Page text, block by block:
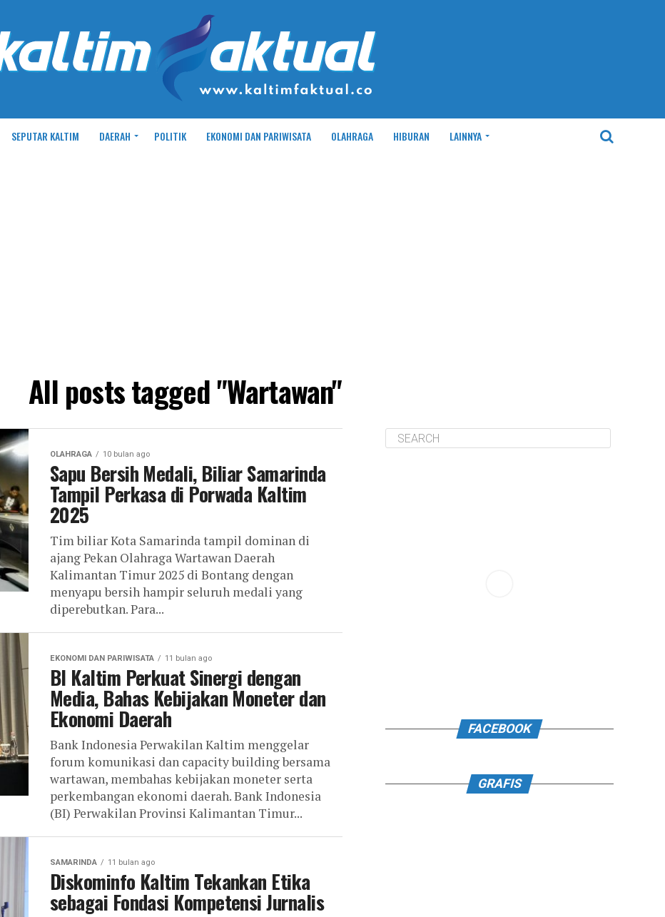
SEPUTAR KALTIM DAERAH POLITIK EKONOMI DAN PARIWISATA OLAHRAGA HIBURAN LAINNYA
All posts tagged "Wartawan"
OLAHRAGA 10 bulan ago
Sapu Bersih Medali, Biliar Samarinda
Tampil Perkasa di Porwada Kaltim
2025
Tim biliar Kota Samarinda tampil dominan di
ajang Pekan Olahraga Wartawan Daerah
Kalimantan Timur 2025 di Bontang dengan
menyapu bersih hampir seluruh medali yang
diperebutkan. Para...
EKONOMI DAN PARIWISATA 11 bulan ago
BI Kaltim Perkuat Sinergi dengan
Media, Bahas Kebijakan Moneter dan
Ekonomi Daerah
Bank Indonesia Perwakilan Kaltim menggelar
forum komunikasi dan capacity building bersama
wartawan, membahas kebijakan moneter serta
perkembangan ekonomi daerah. Bank Indonesia
(BI) Perwakilan Provinsi Kalimantan Timur...
SAMARINDA 11 bulan ago
Diskominfo Kaltim Tekankan Etika
sebagai Fondasi Kompetensi Jurnalis
FACEBOOK
GRAFIS